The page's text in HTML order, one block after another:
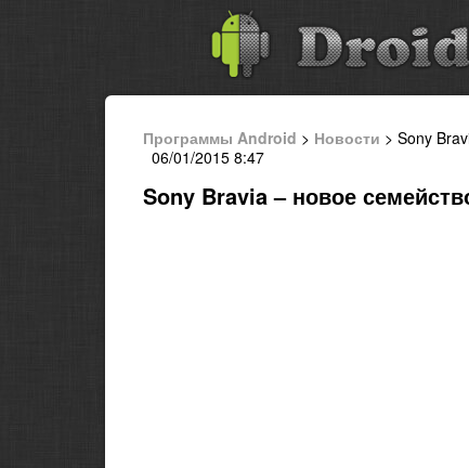
Программы Android > Новости > Sony
06/01/2015 8:47
Sony Bravia – новое